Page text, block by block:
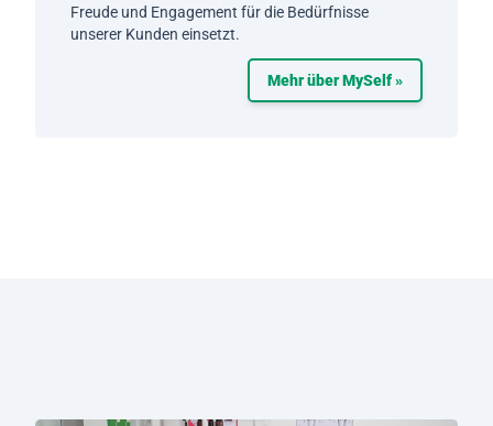
Freude und Engagement für die Bedürfnisse
unserer Kunden einsetzt.
Mehr über MySelf »